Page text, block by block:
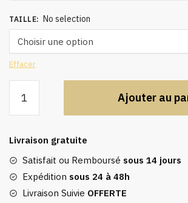
TAILLE: No selection
Effacer
Caftan
luxe
Ajouter au
Livraison gratuite
Satisfait ou Remboursé sous 14 jours
Expédition sous 24 à 48h
Livraison Suivie OFFERTE